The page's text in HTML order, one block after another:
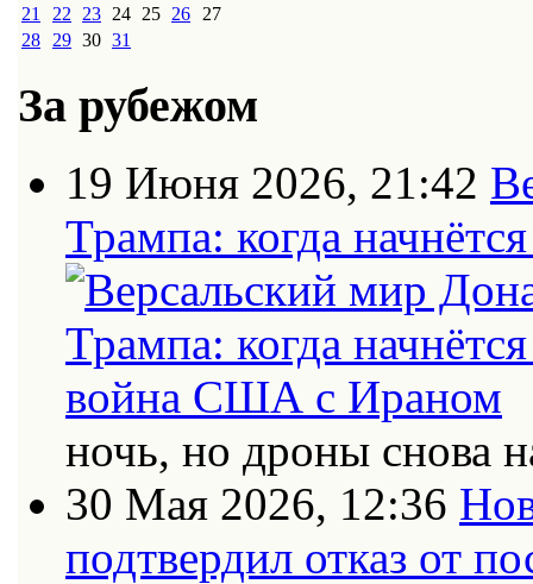
21
22 23 24 25 26
27
28
29 30 31
За рубежом
19 Июня 2026, 21:42
Трампа: когда
ночь, но дроны снова
30 Мая 2026, 12:36
подтвердил отказ от